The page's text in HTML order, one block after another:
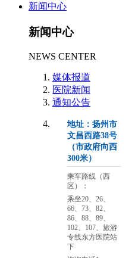
新闻中心
新闻中心
NEWS CENTER
媒体报道
医院新闻
通知公告
地址：扬州市
文昌西路38号
（市政府向西
300米）
乘车路线（西
区）：
乘坐20、26、
66、73、82、
86、88、89、
102、107、旅游
专线东方医院站
下